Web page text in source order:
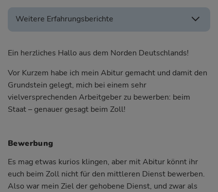
Ein herzliches Hallo aus dem Norden Deutschlands!
Vor Kurzem habe ich mein Abitur gemacht und damit den
Grundstein gelegt, mich bei einem sehr
vielversprechenden Arbeitgeber zu bewerben: beim
Staat – genauer gesagt beim Zoll!
Bewerbung
Es mag etwas kurios klingen, aber mit Abitur könnt ihr
euch beim Zoll nicht für den mittleren Dienst bewerben.
Also war mein Ziel der gehobene Dienst, und zwar als
Weitere Erfahrungsberichte